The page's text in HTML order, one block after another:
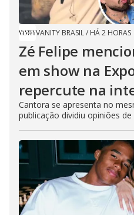
VANITY BRASIL/ HÁ 2 HORAS
Zé Felipe
em show na
repercute na
Cantora se apresenta no
publicação dividiu opiniões